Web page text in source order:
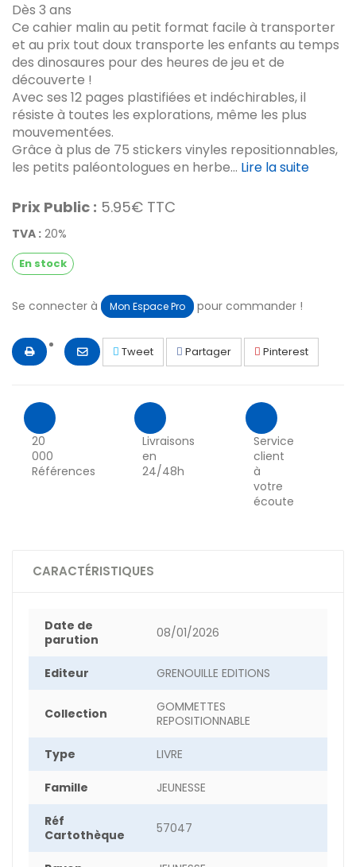
Dès 3 ans
Ce cahier malin au petit format facile à transporter
et au prix tout doux transporte les enfants au temps
des dinosaures pour des heures de jeu et de
découverte !
Avec ses 12 pages plastifiées et indéchirables, il
résiste à toutes les explorations, même les plus
mouvementées.
Grâce à plus de 75 stickers vinyles repositionnables,
les petits paléontologues en herbe... Lire la suite
Prix Public : 5.95€ TTC
TVA : 20%
En stock
Se connecter à Mon Espace Pro pour commander !
Tweet Partager Pinterest
20
000
Références
Livraisons
en
24/48h
Service
client
à
votre
écoute
CARACTÉRISTIQUES
Date de
parution
08/01/2026
Editeur GRENOUILLE EDITIONS
Collection
GOMMETTES
REPOSITIONNABLE
Type LIVRE
Famille JEUNESSE
Réf
Cartothèque
57047